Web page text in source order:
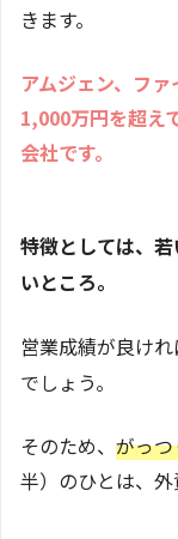
きます。
アムジェン、フ
1,000万円を超え
会社です。
特徴としては、
いところ。
営業成績が良け
でしょう。
そのため、 がっ
半）のひとは、